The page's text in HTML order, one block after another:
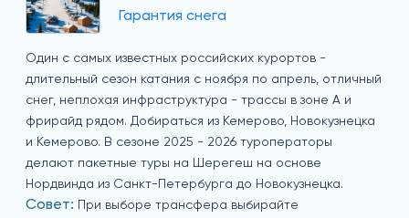
Гарантия снега
Один с самых известных российских курортов -
длительный сезон катания с ноября по апрель, отличный
снег, неплохая инфраструктура - трассы в зоне А и
фрирайд рядом. Добираться из Кемерово, Новокузнецка
и Кемерово. В сезоне 2025 - 2026 туроператоры
делают пакетные туры на Шерегеш на основе
Нордвинда из Санкт-Петербурга до Новокузнецка.
Совет: При выборе трансфера выбирайте